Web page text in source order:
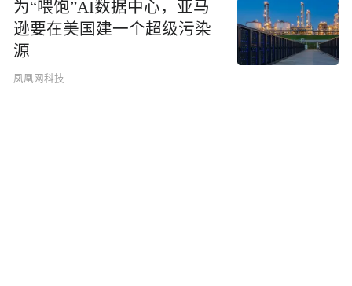
为“喂饱”AI数据中心，亚马
逊要在美国建一个超级污染
源
凤凰网科技